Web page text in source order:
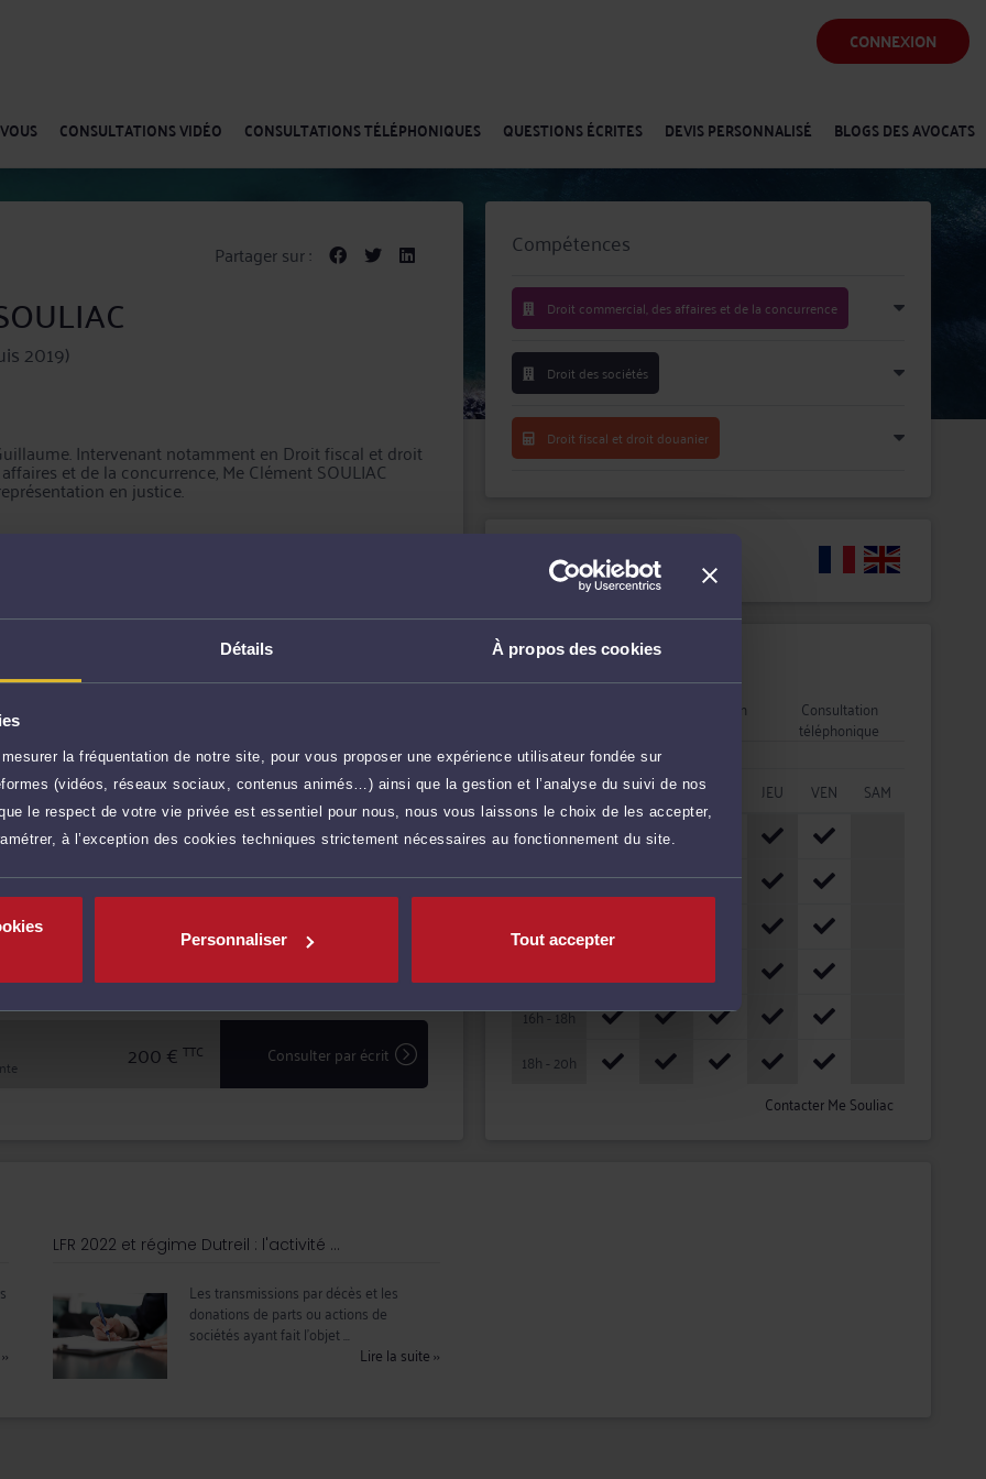
Détails À propos des cookies
la fréquentation de notre site, pour vous proposer une expérience utilisateur fondée sur
(vidéos, réseaux sociaux, contenus animés…) ainsi que la gestion et l’analyse du suivi de nos
le respect de votre vie privée est essentiel pour nous, nous vous laissons le choix de les accepter,
à l’exception des cookies techniques strictement nécessaires au fonctionnement du site.
Personnaliser Tout accepter
CONNEXION
CONSULTATIONS VIDÉO CONSULTATIONS TÉLÉPHONIQUES QUESTIONS ÉCRITES DEVIS PERSONNALISÉ BLOGS DES AVOCATS
Partager sur :
2019)
Intervenant notamment en Droit fiscal et droit
et de la concurrence, Me Clément SOULIAC
en justice.
en défense, ou pour engager une procédure
à Me SOULIAC, vous bénéficiez d'une écoute
dans le traitement de votre dossier.
50 €TTC Prendre RDV
50 €TTC Demander un rappel
200 € TTC Consulter par écrit
Compétences
Droit commercial, des affaires et de la concurrence
Droit des sociétés
Droit fiscal et droit douanier
Langues
Disponibilités
Consultation Consultation
téléphonique
HORAIRES LUN MAR JEU VEN
SAM
08h - 10h
10h - 12h
16h - 18h
18h - 20h
Contacter Me Souliac
››
LFR 2022 et régime Dutreil : l'activité ...
Les transmissions par décès et les
donations de parts ou actions de
sociétés ayant fait l’objet ...
Lire la suite››